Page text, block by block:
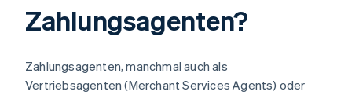
Zahlungsagenten?
Zahlungsagenten, manchmal auch als
Vertriebsagenten (Merchant Services Agents) oder